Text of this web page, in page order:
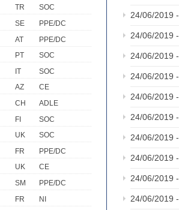
TR
SOC
SE
PPE/DC
AT
PPE/DC
PT
SOC
IT
SOC
AZ
CE
CH
ADLE
FI
SOC
UK
SOC
FR
PPE/DC
UK
CE
SM
PPE/DC
FR
NI
24/06/2019 -
24/06/2019 -
24/06/2019 -
24/06/2019 -
24/06/2019 -
24/06/2019 -
24/06/2019 -
24/06/2019 -
24/06/2019 -
24/06/2019 -